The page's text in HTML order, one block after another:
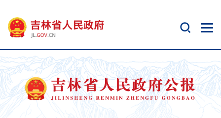
开
无
障
碍
说
明